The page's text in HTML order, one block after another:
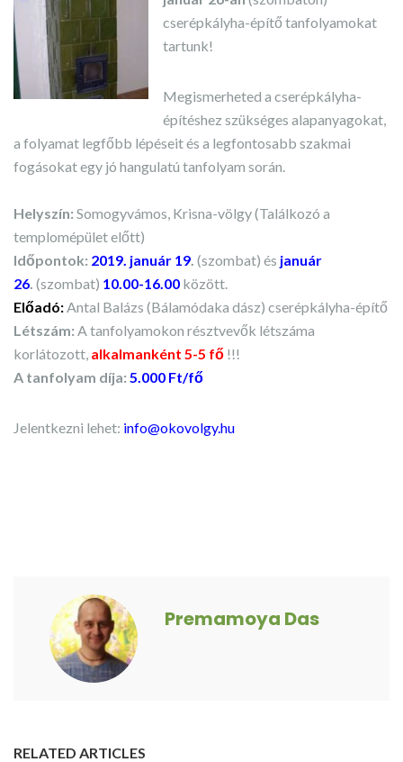
cserépkályha-építő tanfolyamokat
tartunk!
Megismerheted a cserépkályha-
építéshez szükséges alapanyagokat,
a folyamat legfőbb lépéseit és a legfontosabb szakmai
fogásokat egy jó hangulatú tanfolyam során.
Helyszín: Somogyvámos, Krisna-völgy (Találkozó a
templomépület előtt)
Időpontok: 2019. január 19. (szombat) és január
26. (szombat) 10.00-16.00 között.
Előadó:Antal Balázs (Bálamódaka dász) cserépkályha-építő
Létszám: A tanfolyamokon résztvevők létszáma
korlátozott, alkalmanként 5-5 fő !!!
A tanfolyam díja: 5.000 Ft/fő
Jelentkezni lehet: info@okovolgy.hu
Premamoya Das
RELATED ARTICLES